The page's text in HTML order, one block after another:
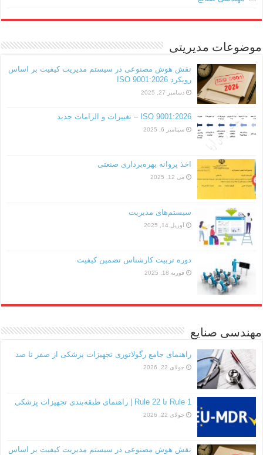
موضوعات مدیریتی
نقش هوش مصنوعی در سیستم مدیریت کیفیت بر اساس
رویکرد ISO 9001:2026
دسامبر 27, 2025
ISO 9001:2026 – تغییرات و الزامات جدید
سپتامبر 6, 2025
اخذ پروانه بهره‌برداری صنعتی
می 12, 2025
سیستم‌های مدیریت
آوریل 14, 2025
دوره تربیت کارشناس تضمین کیفیت
فوریه 18, 2025
مهندسی صنایع
راهنمای جامع رگولاتوری تجهیزات پزشکی از صفر تا صد
جولای 22, 2026
Rule 1 تا Rule 22 | راهنمای طبقه‌بندی تجهیزات پزشکی
جولای 22, 2026
نقش هوش مصنوعی در سیستم مدیریت کیفیت بر اساس